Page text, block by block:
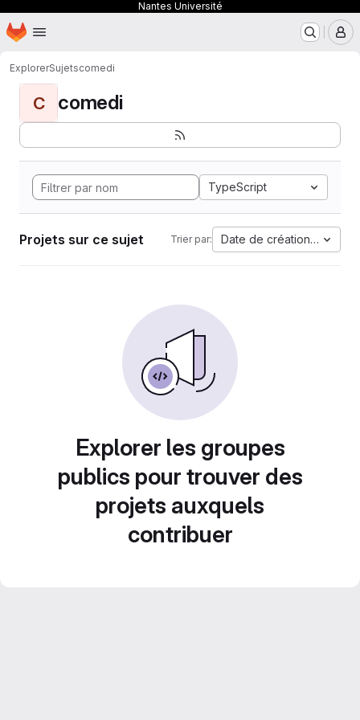
Nantes Université
Passer au contenu principal
Page d'accueil
ExplorerSujetscomedi
C comedi
TypeScript
Projets sur ce sujet Trier par: Date de création la plus
Explorer les groupes
publics pour trouver des
projets auxquels
contribuer